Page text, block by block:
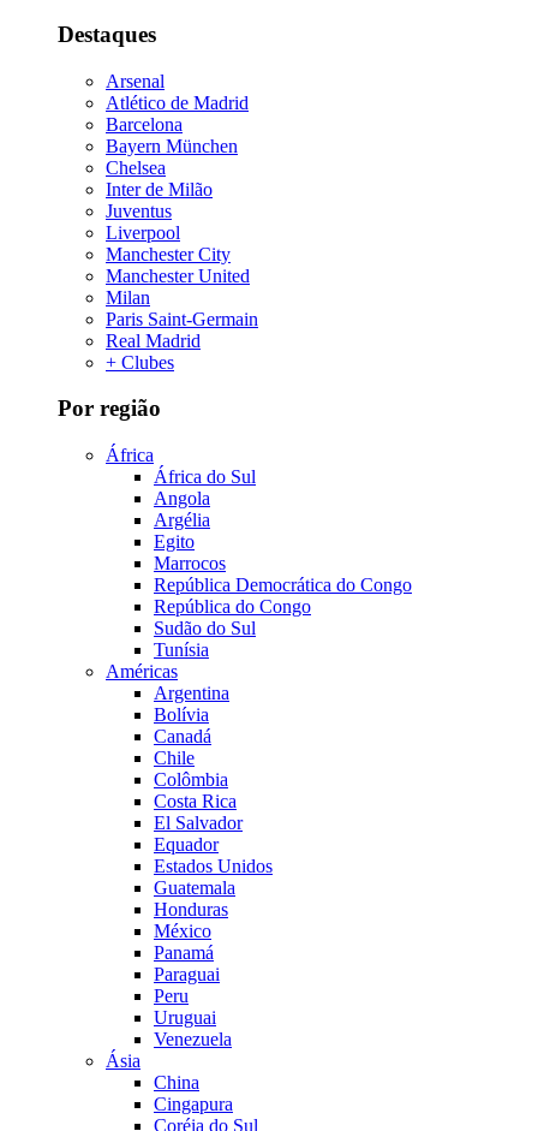
Destaques
Arsenal
Atlético de Madrid
Barcelona
Bayern München
Chelsea
Inter de Milão
Juventus
Liverpool
Manchester City
Manchester United
Milan
Paris Saint-Germain
Real Madrid
+ Clubes
Por região
África
África do Sul
Angola
Argélia
Egito
Marrocos
República Democrática do Congo
República do Congo
Sudão do Sul
Tunísia
Américas
Argentina
Bolívia
Canadá
Chile
Colômbia
Costa Rica
El Salvador
Equador
Estados Unidos
Guatemala
Honduras
México
Panamá
Paraguai
Peru
Uruguai
Venezuela
Ásia
China
Cingapura
Coréia do Sul